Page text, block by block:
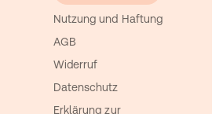
Nutzung und Haftung
AGB
Widerruf
Datenschutz
Erklärung zur